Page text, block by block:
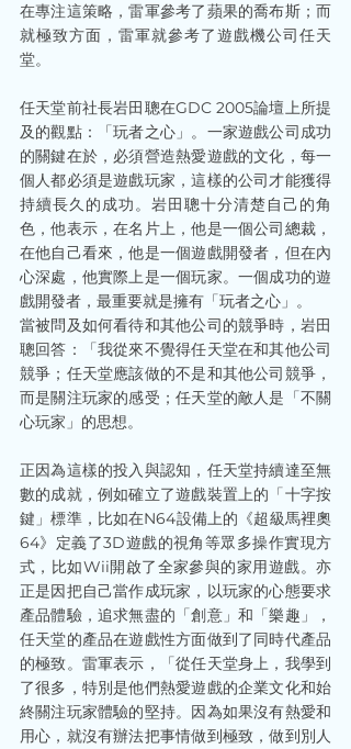
在專注這策略，雷軍參考了蘋果的喬布斯；而
就極致方面，雷軍就參考了遊戲機公司任天
堂。
任天堂前社長岩田聰在GDC 2005論壇上所提
及的觀點：「玩者之心」。一家遊戲公司成功
的關鍵在於，必須營造熱愛遊戲的文化，每一
個人都必須是遊戲玩家，這樣的公司才能獲得
持續長久的成功。岩田聰十分清楚自己的角
色，他表示，在名片上，他是一個公司總裁，
在他自己看來，他是一個遊戲開發者，但在內
心深處，他實際上是一個玩家。一個成功的遊
戲開發者，最重要就是擁有「玩者之心」。
當被問及如何看待和其他公司的競爭時，岩田
聰回答：「我從來不覺得任天堂在和其他公司
競爭；任天堂應該做的不是和其他公司競爭，
而是關注玩家的感受；任天堂的敵人是「不關
心玩家」的思想。
正因為這樣的投入與認知，任天堂持續達至無
數的成就，例如確立了遊戲裝置上的「十字按
鍵」標準，比如在N64設備上的《超級馬裡奧
64》定義了3D遊戲的視角等眾多操作實現方
式，比如Wii開啟了全家參與的家用遊戲。亦
正是因把自己當作成玩家，以玩家的心態要求
產品體驗，追求無盡的「創意」和「樂趣」，
任天堂的產品在遊戲性方面做到了同時代產品
的極致。雷軍表示，「從任天堂身上，我學到
了很多，特別是他們熱愛遊戲的企業文化和始
終關注玩家體驗的堅持。因為如果沒有熱愛和
用心，就沒有辦法把事情做到極致，做到別人